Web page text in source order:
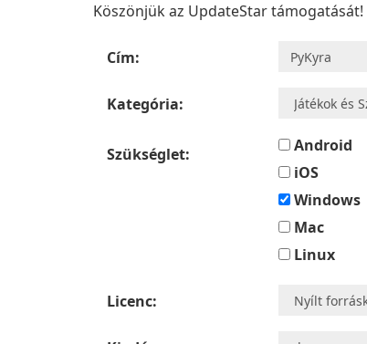
Köszönjük az UpdateStar támogatását!
Cím:
Kategória:
Szükséglet:
Android
iOS
Windows
Mac
Linux
Licenc: